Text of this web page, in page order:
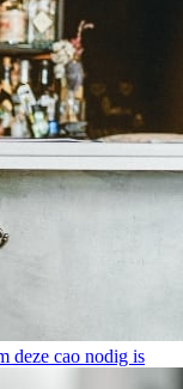
deze cao nodig is